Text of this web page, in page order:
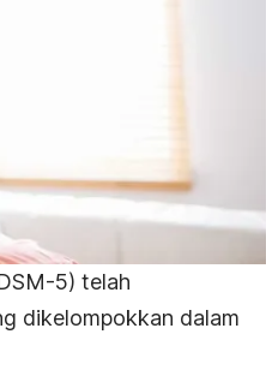
5) telah
dikelompokkan dalam